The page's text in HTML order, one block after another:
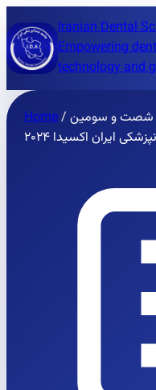
Iranian Dental
Empowering
technology and
Home/ شصت و سومین
ایران اکسیدا ۲۰۲۴